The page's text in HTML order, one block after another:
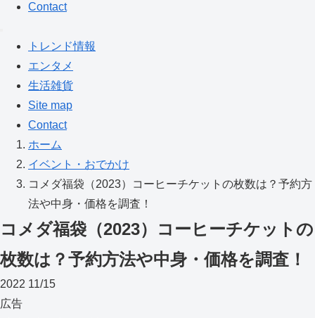
Contact
トレンド情報
エンタメ
生活雑貨
Site map
Contact
ホーム
イベント・おでかけ
コメダ福袋（2023）コーヒーチケットの枚数は？予約方
法や中身・価格を調査！
コメダ福袋（2023）コーヒーチケットの
枚数は？予約方法や中身・価格を調査！
2022 11/15
広告